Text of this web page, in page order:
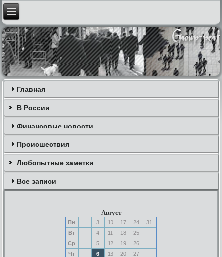
Главная
В России
Финансовые новости
Происшествия
Любопытные заметки
Все записи
Август
Пн 3 10 17 24
31
Вт
4 11 18
25
Ср
5 12 19
26
Чт
6 13 20
27